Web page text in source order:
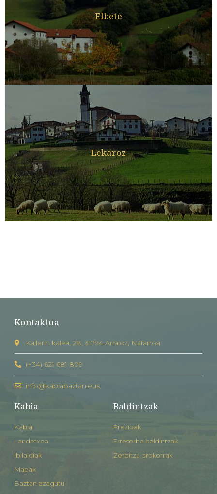
Elbete
Lekaroz
Kontaktua
Kallerin kalea, 28, 31794 Arraioz, Nafarroa
(+34) 621 681 809
info@kabiabaztan.eus
Kabia
Kabia
Landetxea
Ibilaldiak
Mapak
Baztan ezagutu
Baldintzak
Prezioak
Erreserba baldintzak
Zerbitzu orokorrak